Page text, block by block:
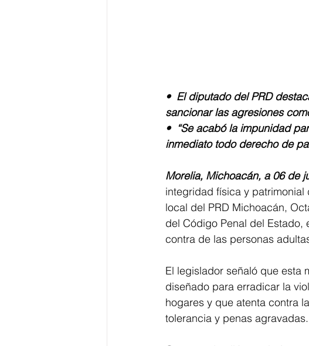
•⁠  ⁠El diputado del PRD
sancionar las agresiones
•⁠  ⁠⁠“Se acabó la impunidad
inmediato todo derecho de
Morelia, Michoacán, a 06 de
integridad física y
local del PRD Michoacán,
del Código Penal del Estado,
contra de las personas
El legislador señaló que esta
diseñado para erradicar la
hogares y que atenta contra
tolerancia y penas agravadas.